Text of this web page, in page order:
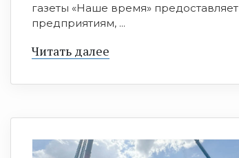
газеты «Наше время» предоставляет
предприятиям, ...
Читать далее